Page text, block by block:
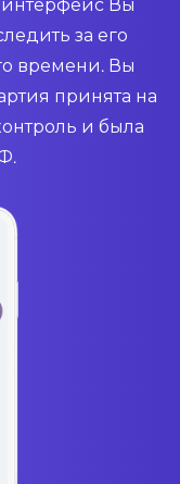
Вы
за его
времени. Вы
принята на
и была